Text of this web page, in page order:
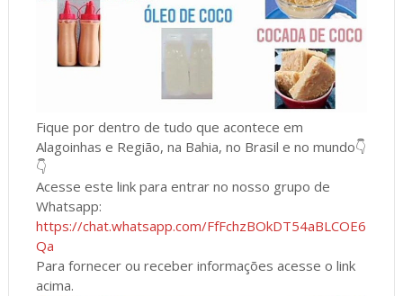
Fique por dentro de tudo que acontece em
Alagoinhas e Região, na Bahia, no Brasil e no mundo👇
👇
Acesse este link para entrar no nosso grupo de
Whatsapp:
https://chat.whatsapp.com/FfFchzBOkDT54aBLCOE6
Qa
Para fornecer ou receber informações acesse o link
acima.